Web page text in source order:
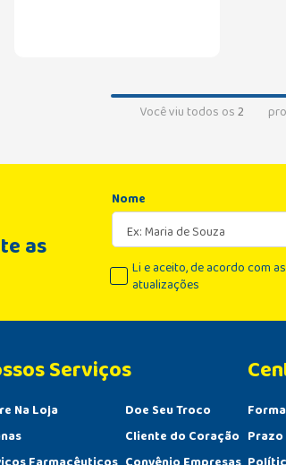
Você viu todos os2
as
Nome
Li e aceito, de acordo com as
atualizações
Na Loja
Doe Seu Troco
Cliente do Coração